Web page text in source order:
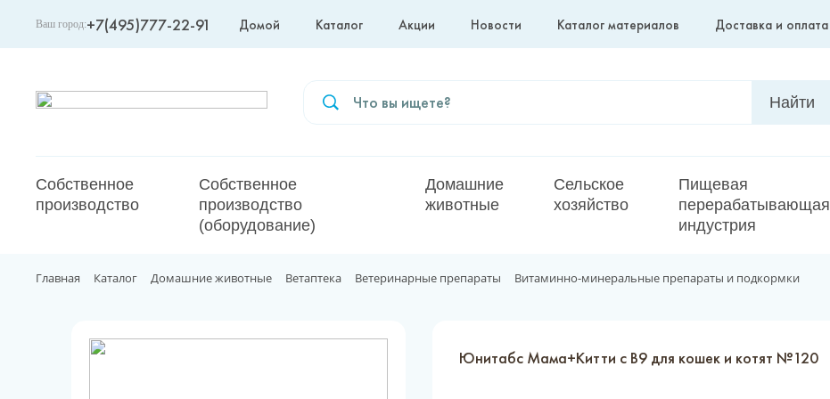
Ваш город:+7(495)777-22-91 Домой Каталог Акции Новости Каталог материалов Доставка и оплата
Москва
Собственное
производство
Собственное
производство
(оборудование)
Домашние
животные
Сельское
хозяйство
Пищевая
перерабатывающая
индустрия
Главная Каталог Домашние животные Ветаптека Ветеринарные препараты Витаминно-минеральные препараты и подкормки
Юнитабс Мама+Китти с B9 для кошек и котят №120